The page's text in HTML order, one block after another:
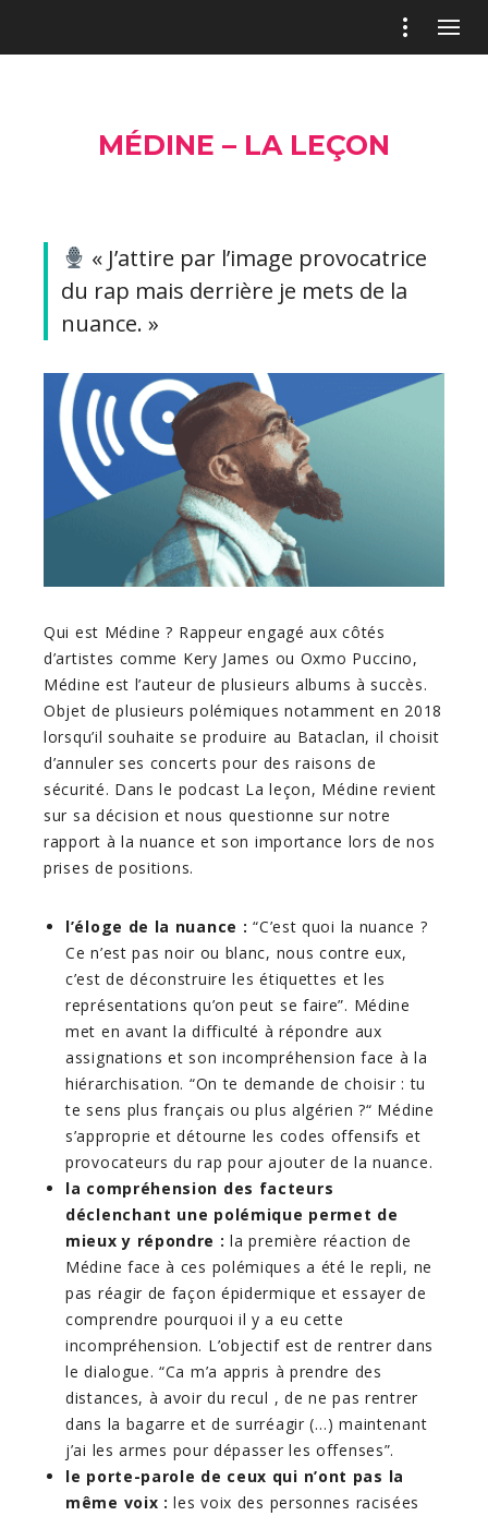
MÉDINE – LA LEÇON
« J’attire par l’image provocatrice
du rap mais derrière je mets de la
nuance. »
Qui est Médine ? Rappeur engagé aux côtés
d’artistes comme Kery James ou Oxmo Puccino,
Médine est l’auteur de plusieurs albums à succès.
Objet de plusieurs polémiques notamment en 2018
lorsqu’il souhaite se produire au Bataclan, il choisit
d’annuler ses concerts pour des raisons de
sécurité. Dans le podcast La leçon, Médine revient
sur sa décision et nous questionne sur notre
rapport à la nuance et son importance lors de nos
prises de positions.
l’éloge de la nuance :“C’est quoi la nuance ?
Ce n’est pas noir ou blanc, nous contre eux,
c’est de déconstruire les étiquettes et les
représentations qu’on peut se faire”. Médine
met en avant la difficulté à répondre aux
assignations et son incompréhension face à la
hiérarchisation. “On te demande de choisir : tu
te sens plus français ou plus algérien ?“ Médine
s’approprie et détourne les codes offensifs et
provocateurs du rap pour ajouter de la nuance.
la compréhension des facteurs
déclenchant une polémique permet de
mieux y répondre :la première réaction de
Médine face à ces polémiques a été le repli, ne
pas réagir de façon épidermique et essayer de
comprendre pourquoi il y a eu cette
incompréhension. L’objectif est de rentrer dans
le dialogue. “Ca m’a appris à prendre des
distances, à avoir du recul , de ne pas rentrer
dans la bagarre et de surréagir (…) maintenant
j’ai les armes pour dépasser les offenses”.
le porte-parole de ceux qui n’ont pas la
même voix :les voix des personnes racisées